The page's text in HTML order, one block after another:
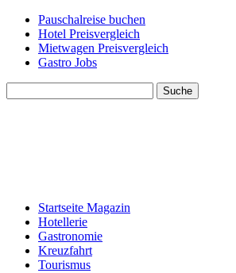
Pauschalreise buchen
Hotel Preisvergleich
Mietwagen Preisvergleich
Gastro Jobs
Suche
Startseite Magazin
Hotellerie
Gastronomie
Kreuzfahrt
Tourismus